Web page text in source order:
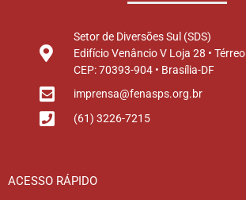
Setor de Diversões Sul (SDS)
Edifício Venâncio V Loja 28 • Térreo
CEP: 70393-904 • Brasília-DF
imprensa@fenasps.org.br
(61) 3226-7215
ACESSO RÁPIDO